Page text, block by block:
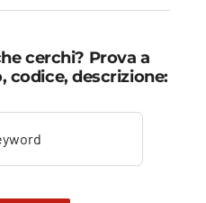
cerchi? Prova a
codice, descrizione: